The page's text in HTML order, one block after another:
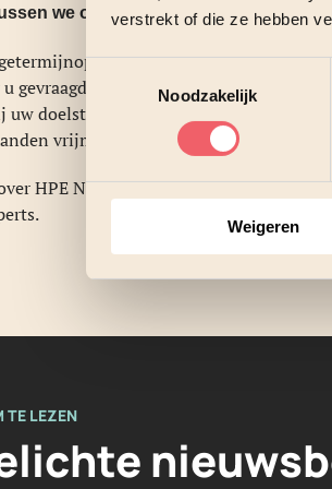
verstrekt of die ze hebben
Toestemmingsselectie
Noodzakelijk
Weigeren
we op de lange termijn
zorgt ervoor dat u
gevraagde. U kunt dan bekijken wat er
uw doelstellingen. Daarbij kunnen we
vrijmaakt voor de ontwikkeling
HPE Nimble Storage dHCI? Wij
TE LEZEN